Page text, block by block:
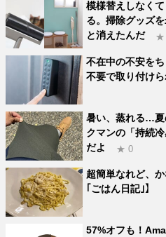
模様替えしなく
る。掃除グッズ
と消えたんだ
★
不在中の不安を
不要で取り付け
暑い、蒸れる…夏
クマンの「持続
だよ
★ 0
超簡単なれど、
｢ごはん日記｣】
57%オフも！